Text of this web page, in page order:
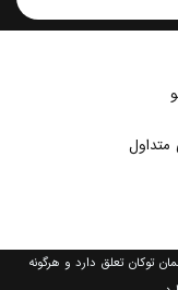
توکان تعلق دارد و هرگونه